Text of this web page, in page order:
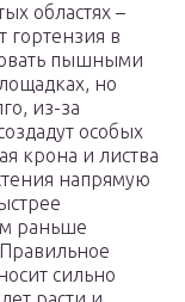
областях –
гортензия в
пышными
но
из-за
особых
крона и листва
напрямую
раньше
сильно